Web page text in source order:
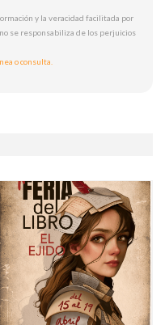
y la veracidad facilitada por
no se responsabiliza de los perjuicios
o consulta.